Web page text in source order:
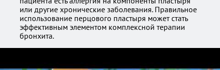
или другие хронические заболевания. Правильное
использование перцового пластыря может стать
эффективным элементом комплексной терапии
бронхита.